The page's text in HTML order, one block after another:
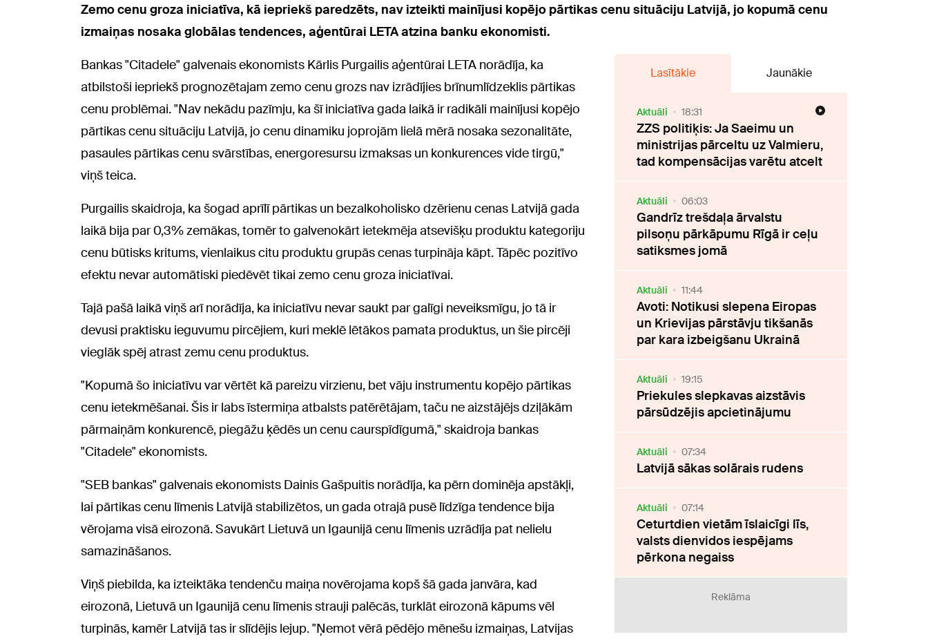
Zemo cenu groza iniciatīva, kā iepriekš paredzēts, nav izteikti mainījusi kopējo pārtikas cenu situāciju Latvijā, jo kopumā cenu
izmaiņas nosaka globālas tendences, aģentūrai LETA atzina banku ekonomisti.
Bankas "Citadele" galvenais ekonomists Kārlis Purgailis aģentūrai LETA norādīja, ka
atbilstoši iepriekš prognozētajam zemo cenu grozs nav izrādījies brīnumlīdzeklis pārtikas
cenu problēmai. "Nav nekādu pazīmju, ka šī iniciatīva gada laikā ir radikāli mainījusi kopējo
pārtikas cenu situāciju Latvijā, jo cenu dinamiku joprojām lielā mērā nosaka sezonalitāte,
pasaules pārtikas cenu svārstības, energoresursu izmaksas un konkurences vide tirgū,"
viņš teica.
Purgailis skaidroja, ka šogad aprīlī pārtikas un bezalkoholisko dzērienu cenas Latvijā gada
laikā bija par 0,3% zemākas, tomēr to galvenokārt ietekmēja atsevišķu produktu kategoriju
cenu būtisks kritums, vienlaikus citu produktu grupās cenas turpināja kāpt. Tāpēc pozitīvo
efektu nevar automātiski piedēvēt tikai zemo cenu groza iniciatīvai.
Tajā pašā laikā viņš arī norādīja, ka iniciatīvu nevar saukt par galīgi neveiksmīgu, jo tā ir
devusi praktisku ieguvumu pircējiem, kuri meklē lētākos pamata produktus, un šie pircēji
vieglāk spēj atrast zemu cenu produktus.
"Kopumā šo iniciatīvu var vērtēt kā pareizu virzienu, bet vāju instrumentu kopējo pārtikas
cenu ietekmēšanai. Šis ir labs īstermiņa atbalsts patērētājam, taču ne aizstājējs dziļākām
pārmaiņām konkurencē, piegāžu ķēdēs un cenu caurspīdīgumā," skaidroja bankas
"Citadele" ekonomists.
"SEB bankas" galvenais ekonomists Dainis Gašpuitis norādīja, ka pērn dominēja apstākļi,
lai pārtikas cenu līmenis Latvijā stabilizētos, un gada otrajā pusē līdzīga tendence bija
vērojama visā eirozonā. Savukārt Lietuvā un Igaunijā cenu līmenis uzrādīja pat nelielu
samazināšanos.
Viņš piebilda, ka izteiktāka tendenču maiņa novērojama kopš šā gada janvāra, kad
eirozonā, Lietuvā un Igaunijā cenu līmenis strauji palēcās, turklāt eirozonā kāpums vēl
turpinās, kamēr Latvijā tas ir slīdējis lejup. "Ņemot vērā pēdējo mēnešu izmaiņas, Latvijas
Lasītākie Jaunākie
Aktuāli 18:31
ZZS politiķis: Ja Saeimu un
ministrijas pārceltu uz Valmieru,
tad kompensācijas varētu atcelt
Aktuāli 06:03
Gandrīz trešdaļa ārvalstu
pilsoņu pārkāpumu Rīgā ir ceļu
satiksmes jomā
Aktuāli 11:44
Avoti: Notikusi slepena Eiropas
un Krievijas pārstāvju tikšanās
par kara izbeigšanu Ukrainā
Aktuāli 19:15
Priekules slepkavas aizstāvis
pārsūdzējis apcietinājumu
Aktuāli 07:34
Latvijā sākas solārais rudens
Aktuāli 07:14
Ceturtdien vietām īslaicīgi līs,
valsts dienvidos iespējams
pērkona negaiss
Reklāma